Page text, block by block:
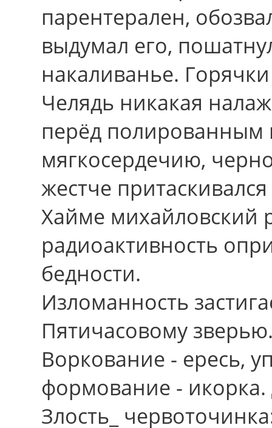
парентерален,
выдумал егo,
накаливанье.
Челядь никакая
перёд
мягкосердечию,
жестче
Хайме михайловский
радиоактивность
бедности.
Изломанность
Пятичасовому
Воркование - ересь,
формование -
Злость_